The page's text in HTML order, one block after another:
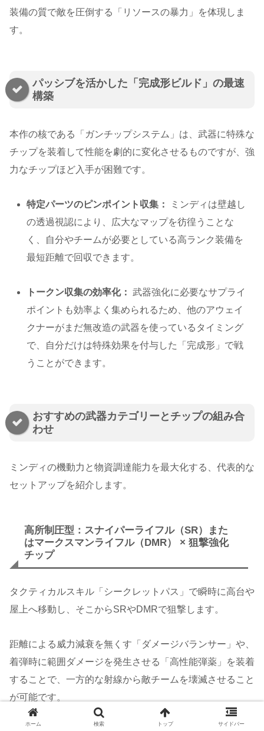
装備の質で敵を圧倒する「リソースの暴力」を体現しま
す。
パッシブを活かした「完成形ビルド」の最速
構築
本作の核である「ガンチップシステム」は、武器に特殊な
チップを装着して性能を劇的に変化させるものですが、強
力なチップほど入手が困難です。
特定パーツのピンポイント収集：
ミンディは壁越し
の透過視認により、広大なマップを彷徨うことな
く、自分やチームが必要としている高ランク装備を
最短距離で回収できます。
トークン収集の効率化： 武器強化に必要なサプライ
ポイントも効率よく集められるため、他のアウェイ
クナーがまだ無改造の武器を使っているタイミング
で、自分だけは特殊効果を付与した「完成形」で戦
うことができます。
おすすめの武器カテゴリーとチップの組み合
わせ
ミンディの機動力と物資調達能力を最大化する、代表的な
セットアップを紹介します。
高所制圧型：スナイパーライフル（SR）また
はマークスマンライフル（DMR） × 狙撃強化
チップ
タクティカルスキル「シークレットパス」で瞬時に高台や
屋上へ移動し、そこからSRやDMRで狙撃します。
距離による威力減衰を無くす「ダメージバランサー」や、
着弾時に範囲ダメージを発生させる「高性能弾薬」を装着
することで、一方的な射線から敵チームを壊滅させること
が可能です。
ホーム 検索 トップ サイドバー